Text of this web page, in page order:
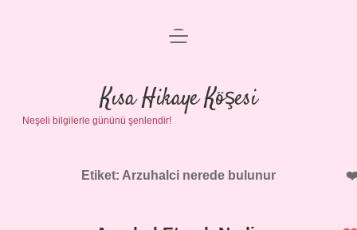
Anasayfa
Gizlilik Politikası
Yasal Uyarı
menüyü
Kısa Hikaye Köşesi
Neşeli bilgilerle gününü şenlendir!
Etiket: Arzuhalci nerede bulunur